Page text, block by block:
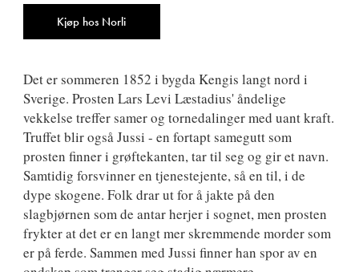
Kjøp hos Norli
Det er sommeren 1852 i bygda Kengis langt nord i
Sverige. Prosten Lars Levi Læstadius' åndelige
vekkelse treffer samer og tornedalinger med uant kraft.
Truffet blir også Jussi - en fortapt samegutt som
prosten finner i grøftekanten, tar til seg og gir et navn.
Samtidig forsvinner en tjenestejente, så en til, i de
dype skogene. Folk drar ut for å jakte på den
slagbjørnen som de antar herjer i sognet, men prosten
frykter at det er en langt mer skremmende morder som
er på ferde. Sammen med Jussi finner han spor av en